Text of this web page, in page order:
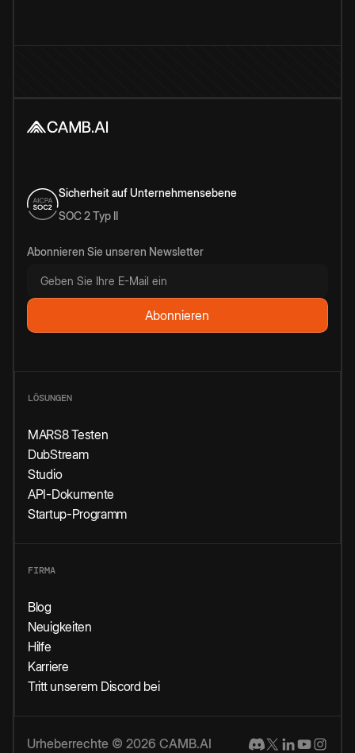
Sicherheit auf Unternehmensebene
SOC 2 Typ II
Abonnieren Sie unseren Newsletter
LÖSUNGEN
MARS8 Testen
DubStream
Studio
API-Dokumente
Startup-Programm
FIRMA
Blog
Neuigkeiten
Hilfe
Karriere
Tritt unserem Discord bei
Urheberrechte © 2026 CAMB.AI